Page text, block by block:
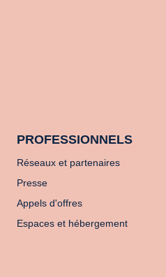
PROFESSIONNELS
Réseaux et partenaires
Presse
Appels d'offres
Espaces et hébergement